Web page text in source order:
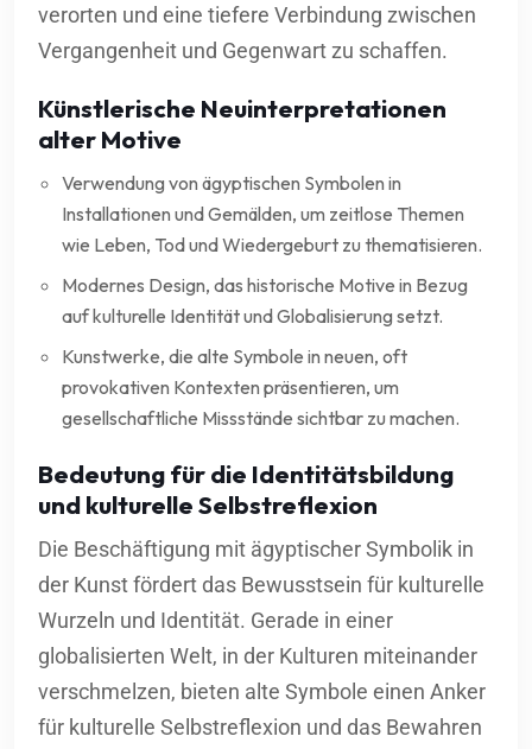
verorten und eine tiefere Verbindung zwischen
Vergangenheit und Gegenwart zu schaffen.
Künstlerische Neuinterpretationen
alter Motive
Verwendung von ägyptischen Symbolen in
Installationen und Gemälden, um zeitlose Themen
wie Leben, Tod und Wiedergeburt zu thematisieren.
Modernes Design, das historische Motive in Bezug
auf kulturelle Identität und Globalisierung setzt.
Kunstwerke, die alte Symbole in neuen, oft
provokativen Kontexten präsentieren, um
gesellschaftliche Missstände sichtbar zu machen.
Bedeutung für die Identitätsbildung
und kulturelle Selbstreflexion
Die Beschäftigung mit ägyptischer Symbolik in
der Kunst fördert das Bewusstsein für kulturelle
Wurzeln und Identität. Gerade in einer
globalisierten Welt, in der Kulturen miteinander
verschmelzen, bieten alte Symbole einen Anker
für kulturelle Selbstreflexion und das Bewahren